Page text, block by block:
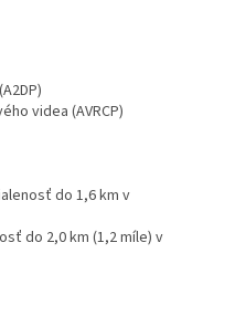
videa (AVRCP)
do 1,6 km v
do 2,0 km (1,2 míle) v